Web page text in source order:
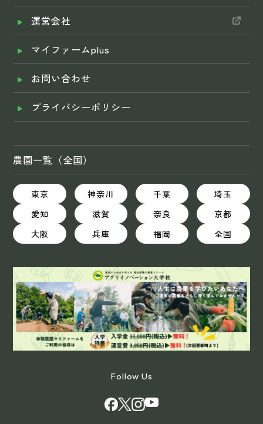
運営会社
マイファームplus
お問い合わせ
プライバシーポリシー
農園一覧（全国）
東京 神奈川 千葉
埼玉
愛知
滋賀 奈良
京都
大阪
兵庫 福岡 全国
Follow Us